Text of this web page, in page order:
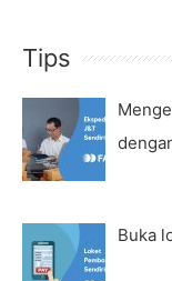
Tips
Buka